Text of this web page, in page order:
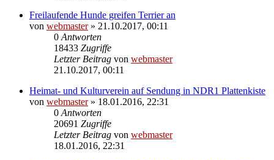
Freilaufende Hunde greifen Terrier an
von webmaster» 21.10.2017, 00:11
0 Antworten
18433 Zugriffe
Letzter Beitrag von webmaster
21.10.2017, 00:11
Heimat- und Kulturverein auf Sendung in NDR1 Plattenkiste
von webmaster» 18.01.2016, 22:31
0 Antworten
20691 Zugriffe
Letzter Beitrag von webmaster
18.01.2016, 22:31